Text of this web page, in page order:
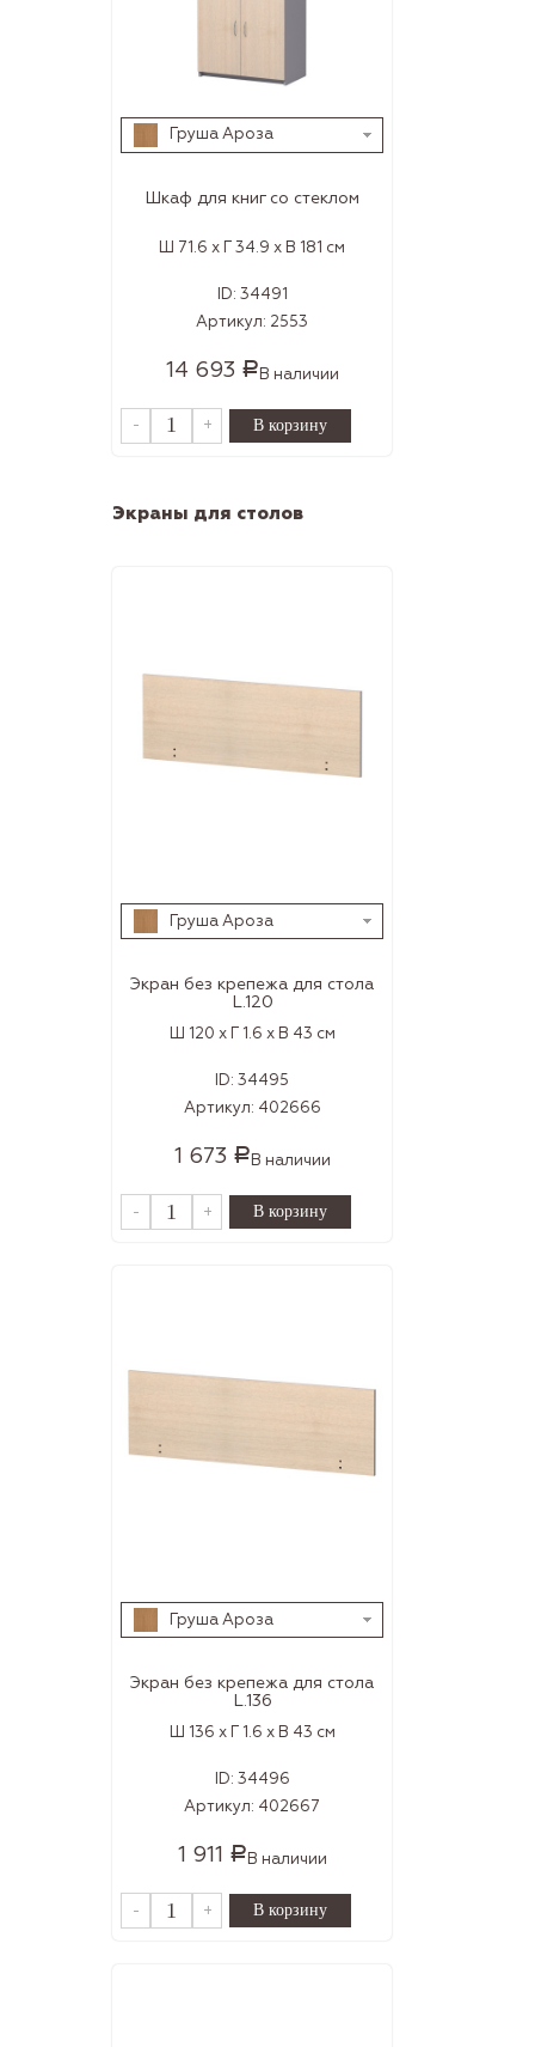
Груша Ароза
Шкаф для книг со стеклом
Ш 71.6 x Г 34.9 x В 181 см
ID: 34491
Артикул: 2553
14 693 Р В наличии
- +
Экраны для столов
Груша Ароза
Экран без крепежа для стола
L.120
Ш 120 x Г 1.6 x В 43 см
ID: 34495
Артикул: 402666
1 673 Р В наличии
- +
Груша Ароза
Экран без крепежа для стола
L.136
Ш 136 x Г 1.6 x В 43 см
ID: 34496
Артикул: 402667
1 911 Р В наличии
- +